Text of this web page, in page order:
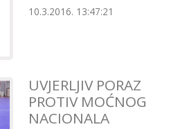
10.3.2016. 13:47:21
UVJERLJIV PORAZ
PROTIV MOĆNOG
NACIONALA